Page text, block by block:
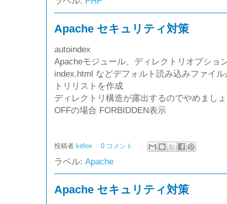
Apache セキュリティ対策
autoindex
Apacheモジュール、ディレクトリオプショ
index.html などデフォルト読み込みファイ
トリリストを作成
ディレクトリ構造が露出するのでやめまし
OFFの場合 FORBIDDEN表示
投稿者 kitfox 0 コメント
ラベル: Apache
Apache セキュリティ対策